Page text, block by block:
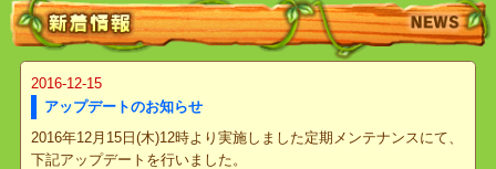
2016-12-15
アップデートのお知らせ